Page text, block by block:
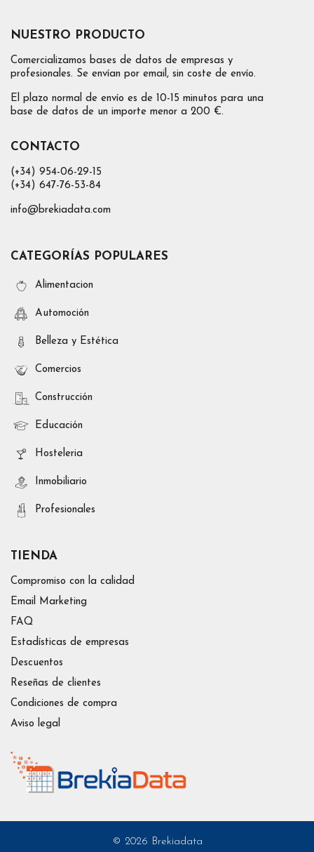
NUESTRO PRODUCTO
Comercializamos bases de datos de empresas y
profesionales. Se envían por email, sin coste de envío.
El plazo normal de envío es de 10-15 minutos para una
base de datos de un importe menor a 200 €.
CONTACTO
(+34) 954-06-29-15
(+34) 647-76-53-84
info@brekiadata.com
CATEGORÍAS POPULARES
Alimentacion
Automoción
Belleza y Estética
Comercios
Construcción
Educación
Hosteleria
Inmobiliario
Profesionales
TIENDA
Compromiso con la calidad
Email Marketing
FAQ
Estadísticas de empresas
Descuentos
Reseñas de clientes
Condiciones de compra
Aviso legal
© 2026 Brekiadata